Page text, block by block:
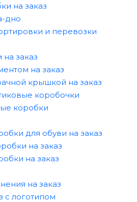
на заказ
дно
и перевозки
заказ
на заказ
крышкой на заказ
коробочки
коробки
для обуви на заказ
на заказ
на заказ
на заказ
с логотипом